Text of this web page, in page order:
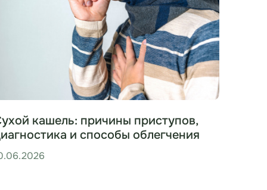
Записаться на приём
Записаться на приём
кашель: причины приступов,
и способы облегчения